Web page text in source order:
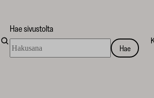
Hae sivustolta
sivustolta
Hae